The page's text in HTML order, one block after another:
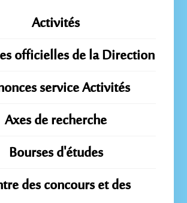
Activités
officielles de la Direction
service Activités
Axes de recherche
Bourses d'études
des concours et des